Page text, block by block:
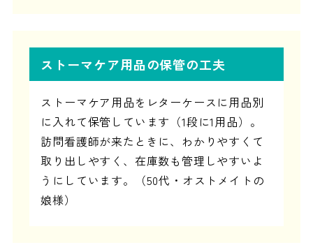
ストーマケア用品の保管の工夫
ストーマケア用品をレターケースに用品別
に入れて保管しています（1段に1用品）。
訪問看護師が来たときに、わかりやすくて
取り出しやすく、在庫数も管理しやすいよ
うにしています。（50代・オストメイトの
娘様）